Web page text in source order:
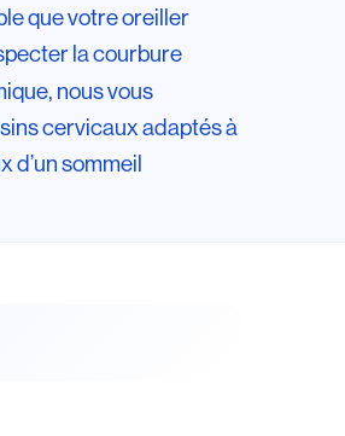
que votre oreiller
la courbure
nous vous
cervicaux adaptés à
d’un sommeil